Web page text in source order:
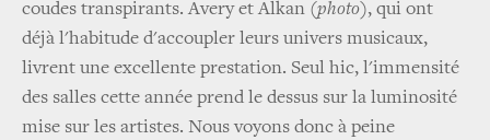
coudes transpirants. Avery et Alkan (photo), qui ont
déjà l'habitude d'accoupler leurs univers musicaux,
livrent une excellente prestation. Seul hic, l'immensité
des salles cette année prend le dessus sur la luminosité
mise sur les artistes. Nous voyons donc à peine